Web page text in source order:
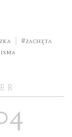
#Zachęta